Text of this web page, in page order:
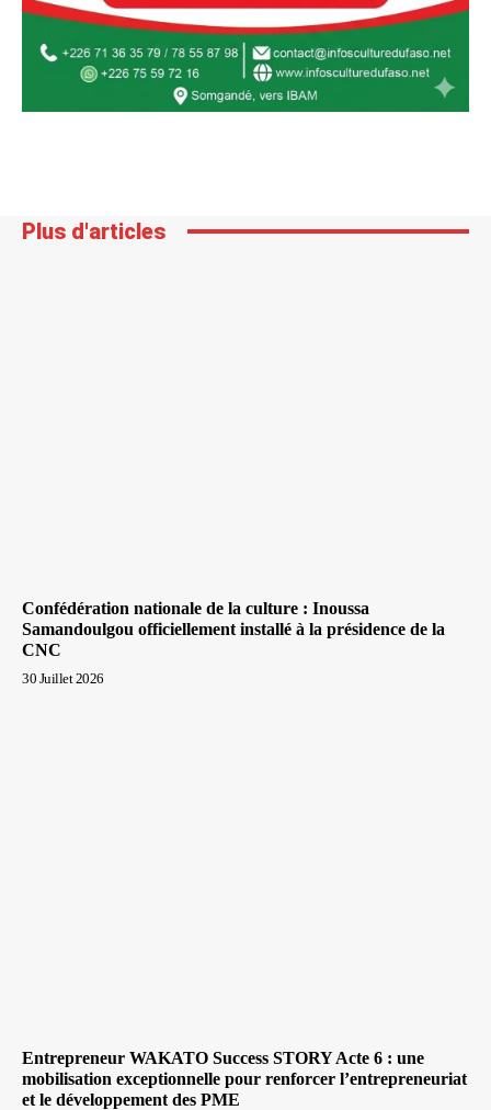
Plus d'articles
Confédération nationale de la culture : Inoussa
Samandoulgou officiellement installé à la présidence de la
CNC
30 Juillet 2026
Entrepreneur WAKATO Success STORY Acte 6 : une
mobilisation exceptionnelle pour renforcer l’entrepreneuriat
et le développement des PME